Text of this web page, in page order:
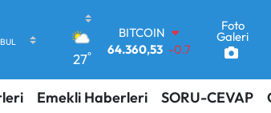
27°
DOLAR
47,7069
0.17
55,0265 0.01
STERLİN
Foto
Galeri
Emekli Haberleri SORU-CEVAP